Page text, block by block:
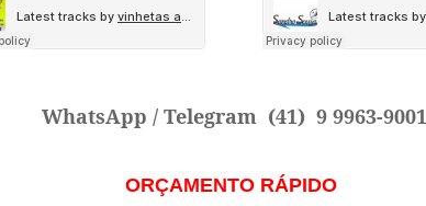
WhatsApp / Telegram (41) 9 9963-9001
ORÇAMENTO RÁPIDO